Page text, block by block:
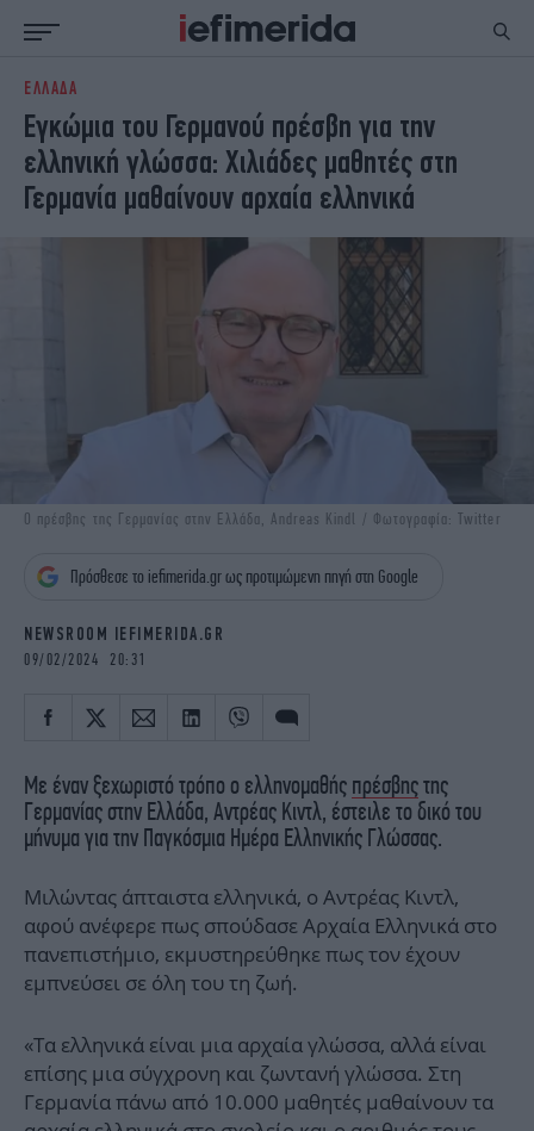
ΕΙΔΗΣΕΙΣ
NON PAPER
ΕΛΛΑΔΑ
ΟΙΚΟΝΟΜΙΑ
ΚΟΣΜΟΣ
ΠΟΛΙΤΙΣΜΟΣ
ΠΑΝΕΛΛΗΝΙΕΣ
ΖΩΗ
ΣΠΟΡ
ENGLISH EDITION
TRAVEL
ΥΓΕΙΑ
ΟΛΥΜΠΙΑΚΟΙ ΑΓΩΝΕΣ
GREEN
PODCAST
iOPINIONS
iGASTRONOMIE
OSCARS
THE OCEAN
ΕΛΛΑΔΑ
Εγκώμια του Γερμανού πρέσβη για την
ελληνική γλώσσα: Χιλιάδες μαθητές στη
Γερμανία μαθαίνουν αρχαία ελληνικά
Ο πρέσβης της Γερμανίας στην Ελλάδα, Andreas Kindl / Φωτογραφία: Twitter
Πρόσθεσε το iefimerida.gr ως προτιμώμενη πηγή στη Google
NEWSROOM IEFIMERIDA.GR
09/02/2024 20:31
Με έναν ξεχωριστό τρόπο ο ελληνομαθής πρέσβηςτης
Γερμανίας στην Ελλάδα, Αντρέας Κιντλ, έστειλε το δικό του
μήνυμα για την Παγκόσμια Ημέρα Ελληνικής Γλώσσας.
Μιλώντας άπταιστα ελληνικά, ο Αντρέας Κιντλ,
αφού ανέφερε πως σπούδασε Αρχαία Ελληνικά στο
πανεπιστήμιο, εκμυστηρεύθηκε πως τον έχουν
εμπνεύσει σε όλη του τη ζωή.
«Τα ελληνικά είναι μια αρχαία γλώσσα, αλλά είναι
επίσης μια σύγχρονη και ζωντανή γλώσσα. Στη
Γερμανία πάνω από 10.000 μαθητές μαθαίνουν τα